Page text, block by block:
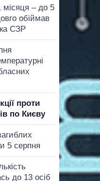
місяця – до 5
обіймав
СЗР
проти
по Києву
5 серпня
до 13 осіб